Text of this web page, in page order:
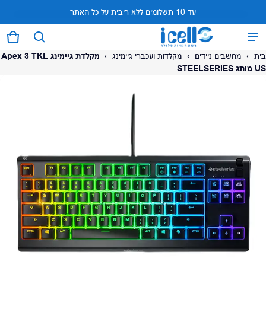
עד 10 תשלומים ללא ריבית על כל האתר
0 פריטים
המוצר נוסף לעגלה
לתשלום
בית › מחשבים ניידים › מקלדות ועכברי גיימינג ›
מקלדת גיימינג Apex 3 TKL
US מותג STEELSERIES
על המוצר